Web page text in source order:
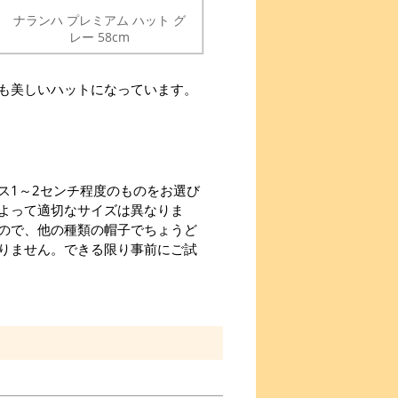
ナランハ プレミアム ハット グ
レー 58cm
しいハットになっています。
1～2センチ程度のものをお選び
って適切なサイズは異なりま
で、他の種類の帽子でちょうど
ません。できる限り事前にご試